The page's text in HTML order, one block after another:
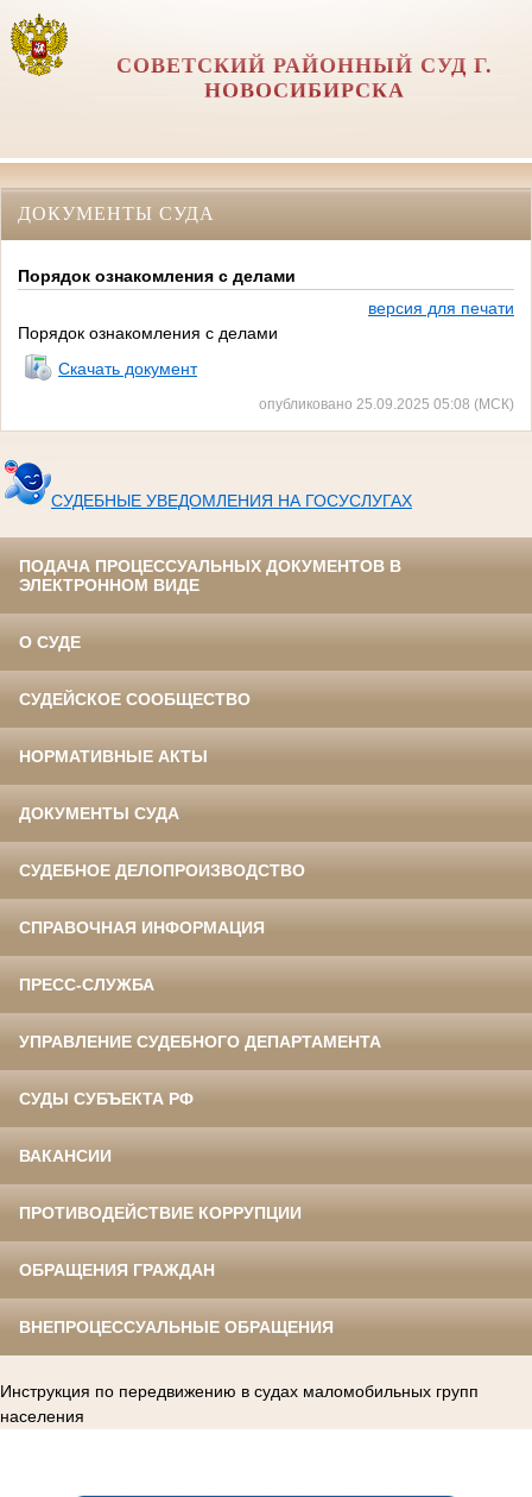
СОВЕТСКИЙ РАЙОННЫЙ СУД Г.
НОВОСИБИРСКА
ДОКУМЕНТЫ СУДА
Порядок ознакомления с делами
версия для печати
Порядок ознакомления с делами
Скачать документ
опубликовано 25.09.2025 05:08 (МСК)
СУДЕБНЫЕ УВЕДОМЛЕНИЯ НА ГОСУСЛУГАХ
ПОДАЧА ПРОЦЕССУАЛЬНЫХ ДОКУМЕНТОВ В
ЭЛЕКТРОННОМ ВИДЕ
О СУДЕ
СУДЕЙСКОЕ СООБЩЕСТВО
НОРМАТИВНЫЕ АКТЫ
ДОКУМЕНТЫ СУДА
СУДЕБНОЕ ДЕЛОПРОИЗВОДСТВО
СПРАВОЧНАЯ ИНФОРМАЦИЯ
ПРЕСС-СЛУЖБА
УПРАВЛЕНИЕ СУДЕБНОГО ДЕПАРТАМЕНТА
СУДЫ СУБЪЕКТА РФ
ВАКАНСИИ
ПРОТИВОДЕЙСТВИЕ КОРРУПЦИИ
ОБРАЩЕНИЯ ГРАЖДАН
ВНЕПРОЦЕССУАЛЬНЫЕ ОБРАЩЕНИЯ
Инструкция по передвижению в судах маломобильных групп
населения